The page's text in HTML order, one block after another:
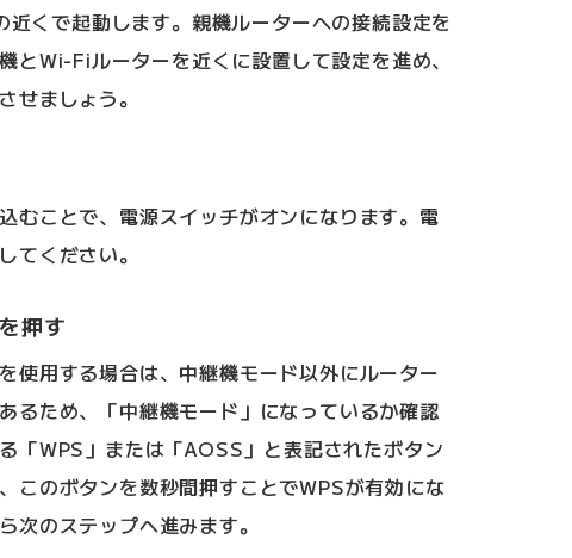
くで起動します。親機ルーターへの接続設定を
とWi-Fiルーターを近くに設置して設定を進め、
せましょう。
むことで、電源スイッチがオンになります。電
てください。
押す
使用する場合は、中継機モード以外にルーター
るため、「中継機モード」になっているか確認
「WPS」または「AOSS」と表記されたボタン
このボタンを数秒間押すことでWPSが有効にな
次のステップへ進みます。